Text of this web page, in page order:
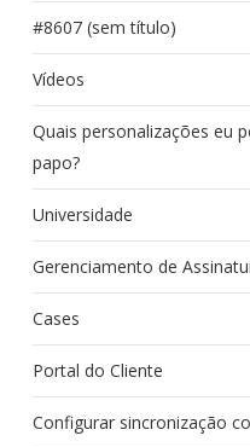
#8607 (sem título)
Vídeos
Quais personalizações eu
papo?
Universidade
Gerenciamento de
Cases
Portal do Cliente
Configurar sincronização